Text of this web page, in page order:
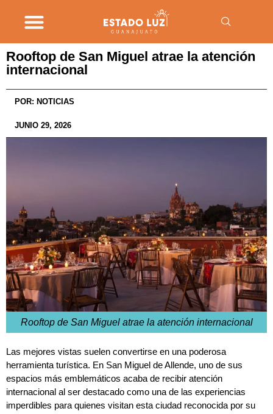
Rooftop de San Miguel atrae la atención
internacional
POR: NOTICIAS
JUNIO 29, 2026
Rooftop de San Miguel atrae la atención internacional
Las mejores vistas suelen convertirse en una poderosa
herramienta turística. En San Miguel de Allende, uno de sus
espacios más emblemáticos acaba de recibir atención
internacional al ser destacado como una de las experiencias
imperdibles para quienes visitan esta ciudad reconocida por su